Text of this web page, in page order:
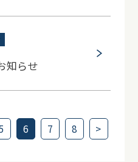
知らせ
6 7 8 >